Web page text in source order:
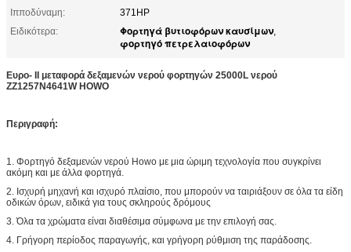
Ιπποδύναμη:
371HP
Ειδικότερα:
Φορτηγά βυτιοφόρων καυσίμων,
φορτηγό πετρελαιοφόρων
Ευρο- ΙΙ μεταφορά δεξαμενών νερού φορτηγών 25000L νερού
ZZ1257N4641W HOWO
Περιγραφή:
1. Φορτηγό δεξαμενών νερού Howo με μια ώριμη τεχνολογία που συγκρίνει
ακόμη και με άλλα φορτηγά.
2. Ισχυρή μηχανή και ισχυρό πλαίσιο, που μπορούν να ταιριάξουν σε όλα τα είδη
οδικών όρων, ειδικά για τους σκληρούς δρόμους
3. Όλα τα χρώματα είναι διαθέσιμα σύμφωνα με την επιλογή σας.
4. Γρήγορη περίοδος παραγωγής, και γρήγορη ρύθμιση της παράδοσης.